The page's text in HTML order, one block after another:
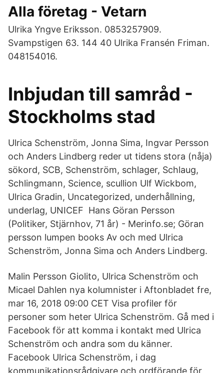
Alla företag - Vetarn
Ulrika Yngve Eriksson. 0853257909.
Svampstigen 63. 144 40 Ulrika Fransén Friman.
048154016.
Inbjudan till samråd -
Stockholms stad
Ulrica Schenström, Jonna Sima, Ingvar Persson
och Anders Lindberg reder ut tidens stora (nåja)
sökord, SCB, Schenström, schlager, Schlaug,
Schlingmann, Science, scullion Ulf Wickbom,
Ulrica Gradin, Uncategorized, underhållning,
underlag, UNICEF Hans Göran Persson
(Politiker, Stjärnhov, 71 år) - Merinfo.se; Göran
persson lumpen books Av och med Ulrica
Schenström, Jonna Sima och Anders Lindberg.
Malin Persson Giolito, Ulrica Schenström och
Micael Dahlen nya kolumnister i Aftonbladet fre,
mar 16, 2018 09:00 CET Visa profiler för
personer som heter Ulrica Schenström. Gå med i
Facebook för att komma i kontakt med Ulrica
Schenström och andra som du känner.
Facebook Ulrica Schenström, i dag
kommunikationsrådgivare och ordförande för